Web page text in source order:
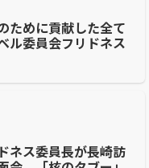
ために貢献した全て
委員会フリドネス
ネス委員長が長崎訪